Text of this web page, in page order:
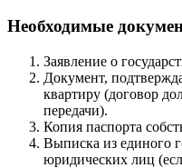
Необходимые
Заявление о
Документ,
квартиру (договор
передачи).
Копия паспорта
Выписка из единого
юридических лиц